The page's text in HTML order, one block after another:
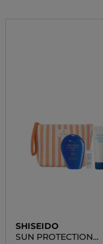
SHISEIDO
SUN PROTECTION